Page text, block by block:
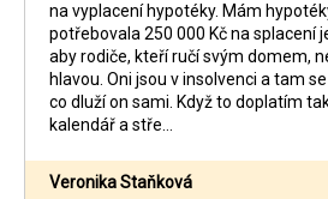
na vyplacení hypotéky. Mám
potřebovala 250 000 Kč na splacení
aby rodiče, kteří ručí svým domem,
hlavou. Oni jsou v insolvenci a tam
co dluží on sami. Když to doplatím
kalendář a stře…
Veronika Staňková